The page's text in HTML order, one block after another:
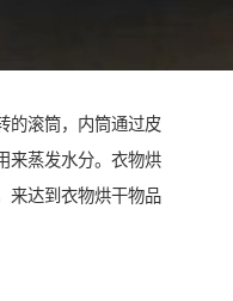
的滚筒，内筒通过皮
来蒸发水分。衣物烘
来达到衣物烘干物品